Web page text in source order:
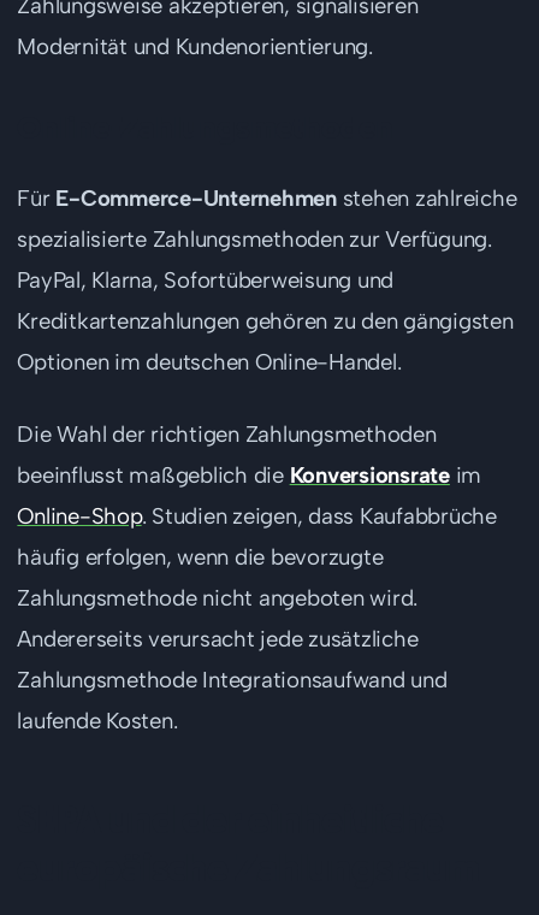
Modernität und Kundenorientierung.
Für E-Commerce-Unternehmenstehen zahlreiche
spezialisierte Zahlungsmethoden zur Verfügung.
PayPal, Klarna, Sofortüberweisung und
Kreditkartenzahlungen gehören zu den gängigsten
Optionen im deutschen Online-Handel.
Die Wahl der richtigen Zahlungsmethoden
beeinflusst maßgeblich die Konversionsrateim
Online-Shop. Studien zeigen, dass Kaufabbrüche
häufig erfolgen, wenn die bevorzugte
Zahlungsmethode nicht angeboten wird.
Andererseits verursacht jede zusätzliche
Zahlungsmethode Integrationsaufwand und
laufende Kosten.